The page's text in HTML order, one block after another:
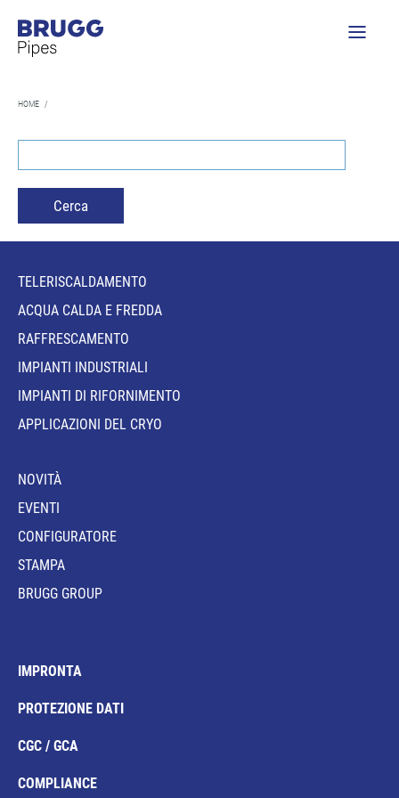
HOME /
TELERISCALDAMENTO
ACQUA CALDA E FREDDA
RAFFRESCAMENTO
IMPIANTI INDUSTRIALI
IMPIANTI DI RIFORNIMENTO
APPLICAZIONI DEL CRYO
NOVITÀ
EVENTI
CONFIGURATORE
STAMPA
BRUGG GROUP
IMPRONTA
PROTEZIONE DATI
CGC / GCA
COMPLIANCE